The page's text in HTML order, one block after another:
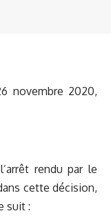
novembre 2020,
rendu par le
cette décision,
suit :